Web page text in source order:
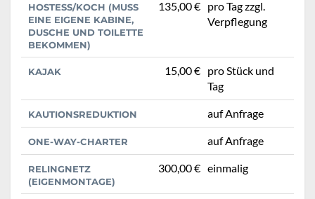
HOSTESS/KOCH (MUSS
EINE EIGENE KABINE,
DUSCHE UND TOILETTE
BEKOMMEN)
135,00 € pro Tag zzgl.
Verpflegung
KAJAK 15,00 € pro Stück und
Tag
KAUTIONSREDUKTION auf Anfrage
ONE-WAY-CHARTER auf Anfrage
RELINGNETZ
(EIGENMONTAGE)
300,00 € einmalig